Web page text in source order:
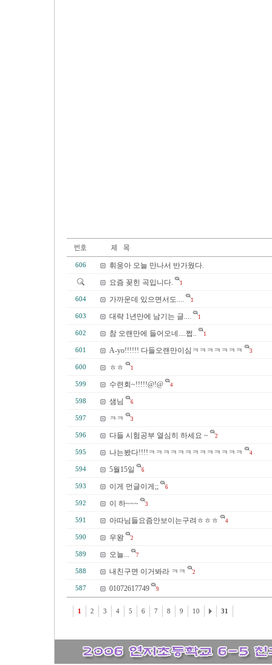
606
휘웅아 오늘 만나서 반가웠다.
요즘 꽂힌 곡입니다.
1
604 가까운데 있으면서도.... 1
603 대략 1년만에 남기는 글.... 1
602 참 오랜만에 들어오네....쩝.. 1
601 A-yo!!!!!! 다들오랜만이심ㅋㅋㅋㅋㅋㅋㅋ 3
600 ㅎㅎ 1
599 수련회~!!!!!@!@ 4
598 샘님 6
597 ㅋㅋ 3
596 다들 시험공부 열심히 하세요 ~ 2
595 나는봤다!!!!ㅋㅋㅋㅋㅋㅋㅋㅋㅋㅋㅋㅋㅋ 4
594 5월15일 6
593 이게 먼글이게;; 6
592 이 하~~~ 3
591 아따님들요즘안보이는구려ㅎㅎㅎ 4
590 우왕 2
589 오늘... 7
588 내친구면 이거봐라 ㅋㅋ 2
587 01072617749 9
1 2 3 4 5 6 7 8 9 10 31